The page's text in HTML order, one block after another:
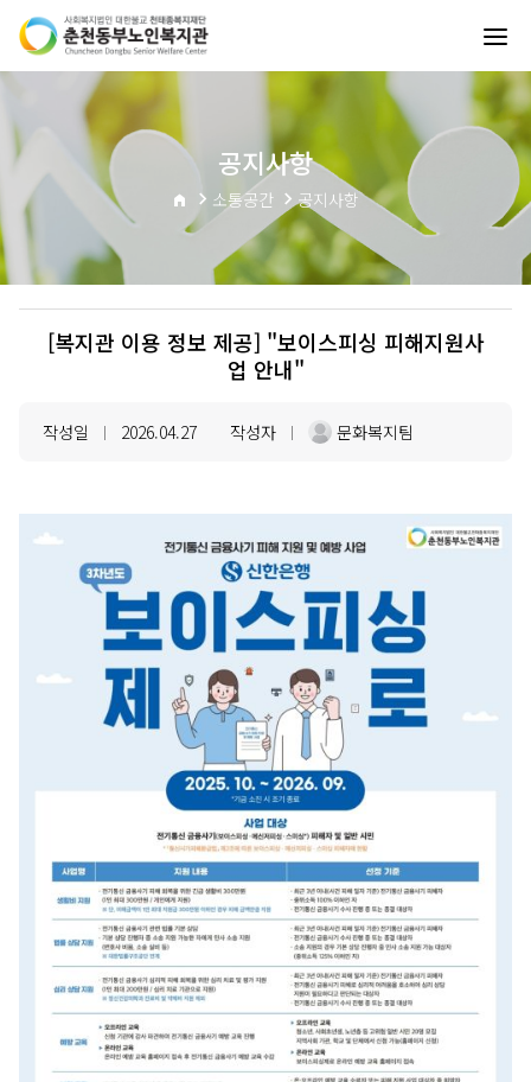
공지사항
소통공간 공지사항
[복지관 이용 정보 제공] "보이스피싱 피해지원사
업 안내"
작성일 | 2026.04.27 작성자 | 문화복지팀